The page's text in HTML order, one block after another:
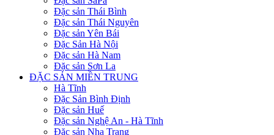
Đặc sản Thái Bình
Đặc sản Thái Nguyên
Đặc sản Yên Bái
Đặc Sản Hà Nội
Đặc sản Hà Nam
Đặc sản Sơn La
ĐẶC SẢN MIỀN TRUNG
Hà Tĩnh
Đặc Sản Bình Định
Đặc sản Huế
Đặc sản Nghệ An - Hà Tĩnh
Đặc sản Nha Trang